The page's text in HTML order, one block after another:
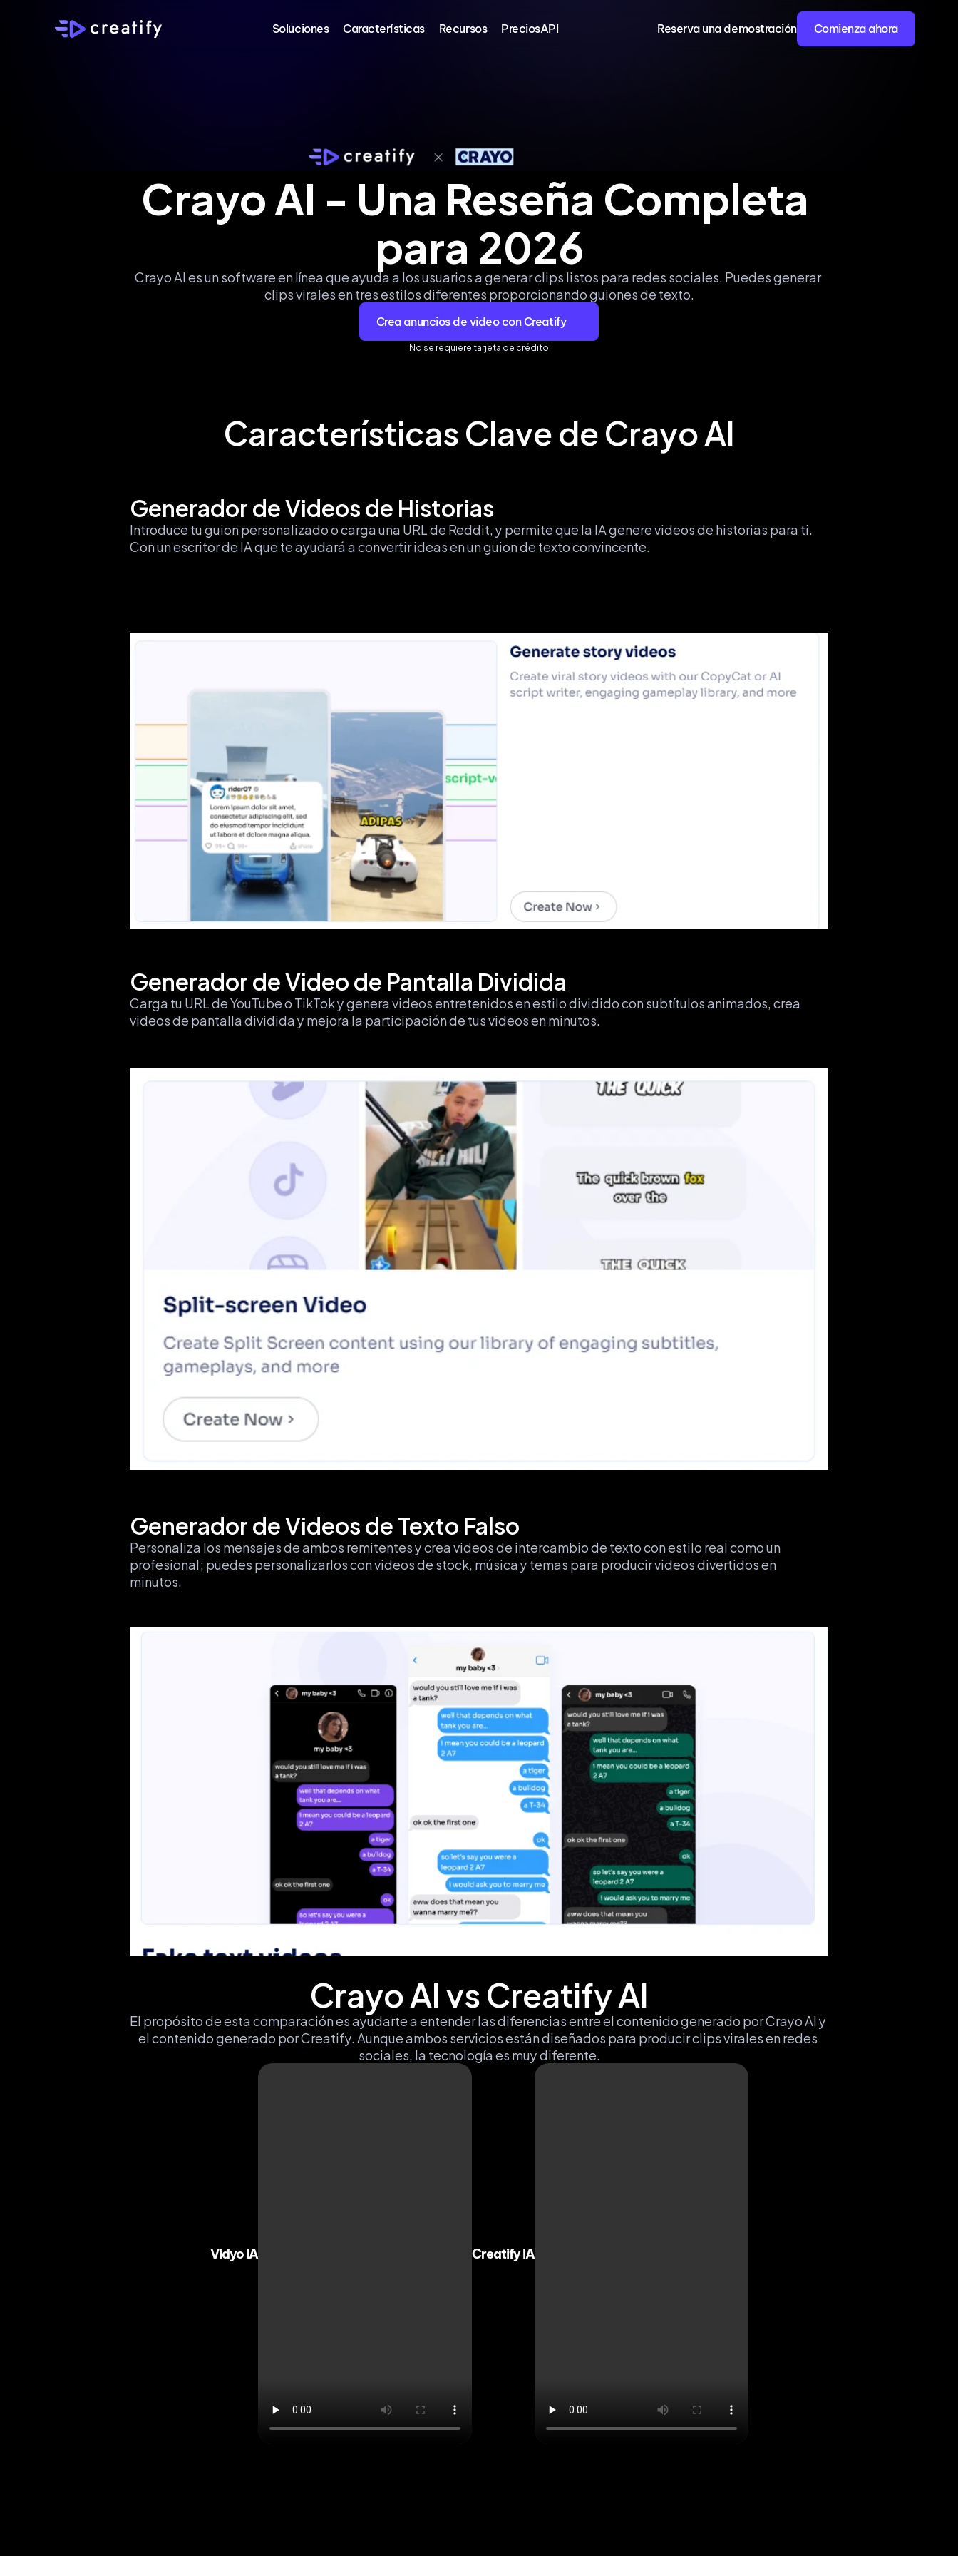
Soluciones Características Recursos PreciosAPI Reserva una demostración Comienza ahora
Crayo AI - Una Reseña Completa
para 2026
Crayo AI es un software en línea que ayuda a los usuarios a generar clips listos para redes sociales. Puedes generar
clips virales en tres estilos diferentes proporcionando guiones de texto.
Crea anuncios de video con Creatify
No se requiere tarjeta de crédito
Características Clave de Crayo AI
Generador de Videos de Historias
Introduce tu guion personalizado o carga una URL de Reddit, y permite que la IA genere videos de historias para ti.
Con un escritor de IA que te ayudará a convertir ideas en un guion de texto convincente.
Generador de Video de Pantalla Dividida
Carga tu URL de YouTube o TikTok y genera videos entretenidos en estilo dividido con subtítulos animados, crea
videos de pantalla dividida y mejora la participación de tus videos en minutos.
Generador de Videos de Texto Falso
Personaliza los mensajes de ambos remitentes y crea videos de intercambio de texto con estilo real como un
profesional; puedes personalizarlos con videos de stock, música y temas para producir videos divertidos en
minutos.
Crayo AI vs Creatify AI
El propósito de esta comparación es ayudarte a entender las diferencias entre el contenido generado por Crayo AI y
el contenido generado por Creatify. Aunque ambos servicios están diseñados para producir clips virales en redes
sociales, la tecnología es muy diferente.
Vidyo IA Creatify IA